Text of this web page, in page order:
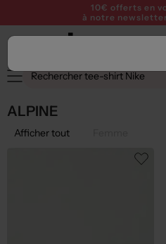
10€ offerts en
à notre
ALPINE
Afficher tout